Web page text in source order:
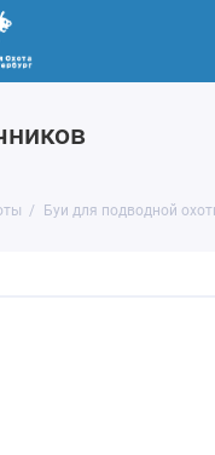
Буи для подводной